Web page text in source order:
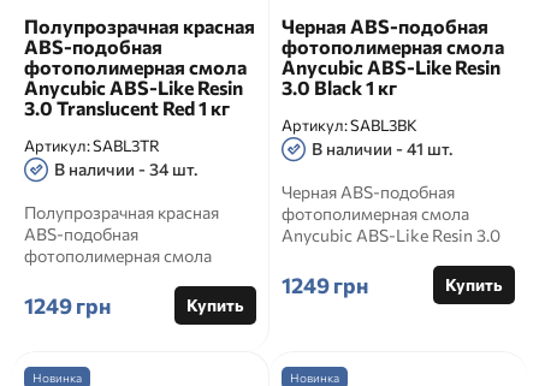
Полупрозрачная красная
ABS-подобная
фотополимерная смола
Anycubic ABS-Like Resin
3.0 Translucent Red 1 кг
Артикул:SABL3TR
В наличии - 34 шт.
Полупрозрачная красная
ABS-подобная
фотополимерная смола
Translucent Red...
1249 грн Купить
Черная ABS-подобная
фотополимерная смола
Anycubic ABS-Like Resin
3.0 Black 1 кг
Артикул:SABL3BK
В наличии - 41 шт.
Черная ABS-подобная
фотополимерная смола
Anycubic ABS-Like Resin 3.0
R...
1249 грн Купить
Новинка
Новинка